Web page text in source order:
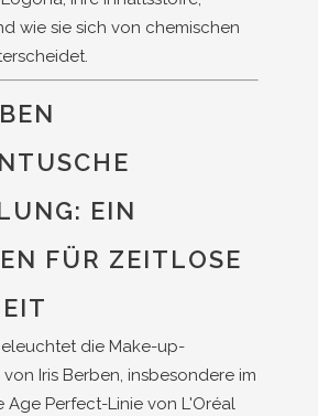
wie sie sich von chemischen
EIN
FÜR ZEITLOSE
die Make-up-
Iris Berben, insbesondere im
Age Perfect-Linie von L'Oréal